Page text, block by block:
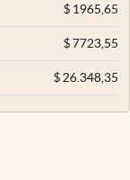
$1965,65
$7723,55
$26.348,35